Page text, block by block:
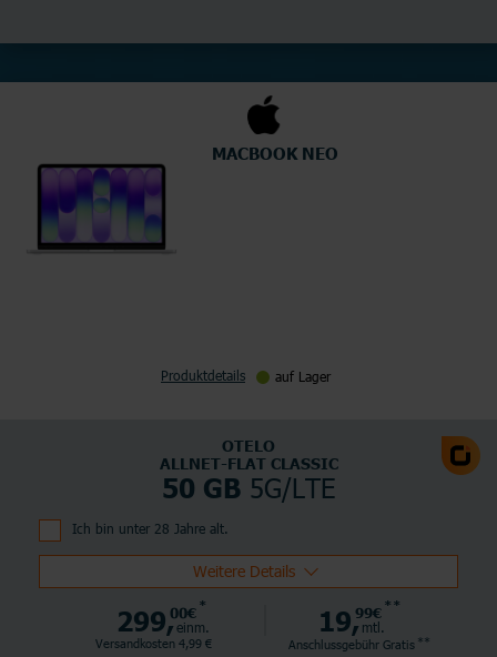
MACBOOK NEO
Produktdetails auf Lager
OTELO
ALLNET-FLAT CLASSIC
50 GB 5G/LTE
Ich bin unter 28 Jahre alt.
Weitere Details
299,00€ *
einm.
Versandkosten 4,99 €
19,99€ **
mtl.
Anschlussgebühr Gratis **